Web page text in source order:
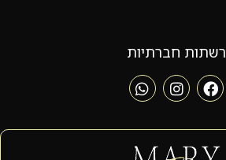
רשתות חברתיות